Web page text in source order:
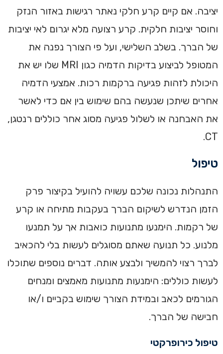
יציבה. אם קיים קרע חלקי נאתר רגישות באזור הנזק
וחוסר יציבות חלקית. קרע רצועה מלא יגרום לאי יציבות
של הברך. בשלב השלישי, ועל פי הצורך נפנה את
המטופל לביצוע בדיקות הדמיה כגון MRI שלו יש את
היכולת לזהות פגיעה ברקמות רכות. אמצעי הדמיה
אחרים שיתכן שנעשה בהם שימוש בין אם כדי לאשר
את האבחנה או לשלול פגיעה מסוג אחר כוללים רנטגן,
CT.
טיפול
התנהלות נכונה שלכם עשויה להועיל בקיצור פרק
הזמן הנדרש לשיקום הברך בעקבות מתיחה או קרע
של רקמות. הימנעו מתנועות כואבות אך על תמנעו
מלנוע. כל תנועה שאתם מסוגלים לעשות בלי להכאיב
לברך רצוי להמשיך ולבצע אותה. דברים נוספים שתוכלו
לעשות כוללים: הימנעות מתנועות מאמצים ומנחים
הגורמים לכאב ובמידת הצורך שימוש בקביים ו/או
חבישה של הברך.
טיפול כירופרקטי